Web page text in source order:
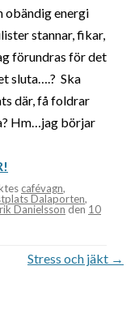
obändig energi
stannar, fikar,
förundras för det
sluta….? Ska
där, få foldrar
Hm…jag börjar
cafévagn,
Dalaporten,
Danielsson den 10
Stress och jäkt →